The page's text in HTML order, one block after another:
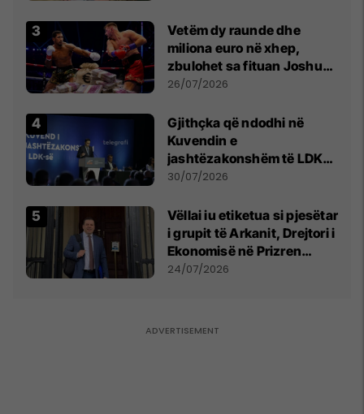
Vetëm dy raunde dhe
miliona euro në xhep,
zbulohet sa fituan Joshua
e Prenga
26/07/2026
Gjithçka që ndodhi në
Kuvendin e
jashtëzakonshëm të LDK-
së
30/07/2026
Vëllai iu etiketua si pjesëtar
i grupit të Arkanit, Drejtori i
Ekonomisë në Prizren
mohon pretendimet
24/07/2026